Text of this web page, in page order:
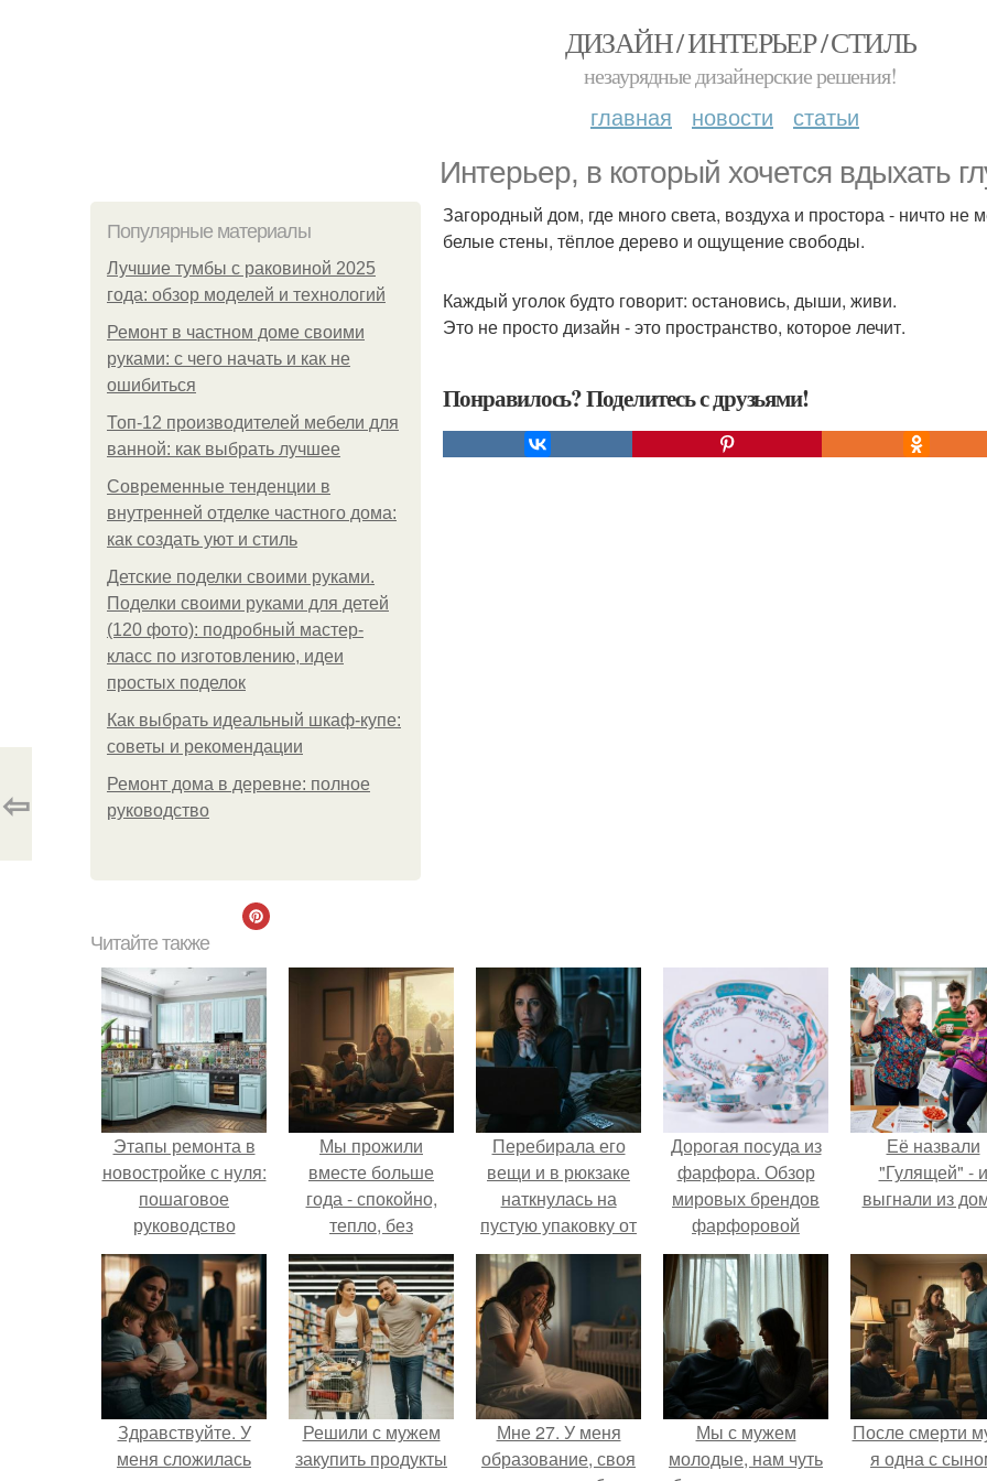
ДИЗАЙН / ИНТЕРЬЕР / СТИЛЬ
незаурядные дизайнерские решения!
главная новости статьи
Интерьер, в который хочется вдыхать
Популярные материалы
Лучшие тумбы с раковиной 2025
года: обзор моделей и технологий
Ремонт в частном доме своими
руками: с чего начать и как не
ошибиться
Топ-12 производителей мебели для
ванной: как выбрать лучшее
Современные тенденции в
внутренней отделке частного дома:
как создать уют и стиль
Детские поделки своими руками.
Поделки своими руками для детей
(120 фото): подробный мастер-
класс по изготовлению, идеи
простых поделок
Как выбрать идеальный шкаф-купе:
советы и рекомендации
Ремонт дома в деревне: полное
руководство
Загородный дом, где много света, воздуха и простора - ничто не
белые стены, тёплое дерево и ощущение свободы.
Каждый уголок будто говорит: остановись, дыши, живи.
Это не просто дизайн - это пространство, которое лечит.
Понравилось? Поделитесь с друзьями!
⇦
Читайте также
Этапы ремонта в
новостройке с нуля:
пошаговое
руководство
Мы прожили
вместе больше
года - спокойно,
тепло, без
конфликтов.
Перебирала его
вещи и в рюкзаке
наткнулась на
пустую упаковку от
каких-то таблеток.
Дорогая посуда из
фарфора. Обзор
мировых брендов
фарфоровой
посуды
Её назвали
"Гулящей" - и
выгнали из
Здравствуйте. У
меня сложилась
Решили с мужем
закупить продукты
Мне 27. У меня
образование, своя
Мы с мужем
молодые, нам чуть
После смерти
я одна с